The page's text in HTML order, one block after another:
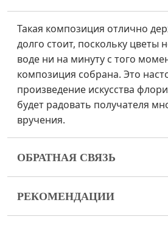
Такая композиция отлично
долго стоит, поскольку цветы
воде ни на минуту с того
композиция собрана. Это
произведение искусства
будет радовать получателя
вручения.
ОБРАТНАЯ СВЯЗЬ
ваш букет пришел в
пожалуйста, свяжитесь с
РЕКОМЕНДАЦИИ